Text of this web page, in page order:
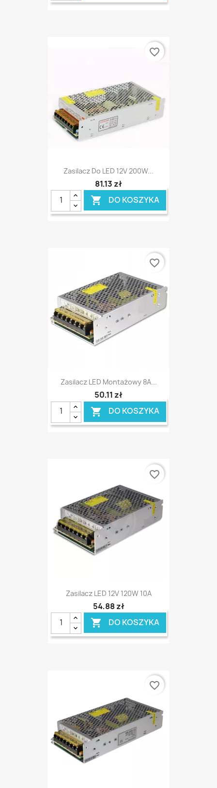
Zasilacz Do LED 12V 200W...
81,13 zł
 DO KOSZYKA
favorite_border
Zasilacz LED Montażowy 8A...
50,11 zł
 DO KOSZYKA
favorite_border
Zasilacz LED 12V 120W 10A
54,88 zł
 DO KOSZYKA
favorite_border
favorite_border